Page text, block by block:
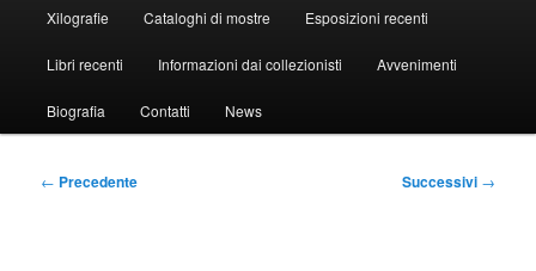
Xilografie Cataloghi di mostre Esposizioni recenti
Libri recenti Informazioni dai collezionisti Avvenimenti
Biografia Contatti News
Navigazione
← Precedente Successivi →